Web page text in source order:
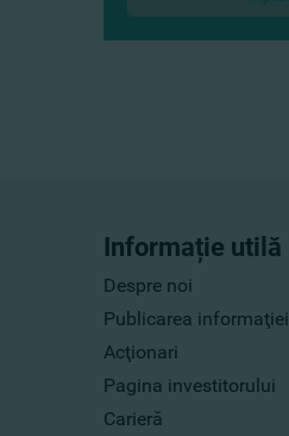
Informație utilă
Despre noi
Publicarea informaţiei
Acţionari
Pagina investitorului
Carieră